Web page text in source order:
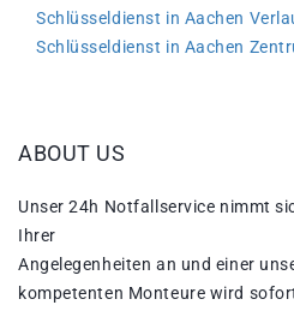
Schlüsseldienst in Aachen
Schlüsseldienst in Aachen
ABOUT US
Unser 24h Notfallservice nimmt
Ihrer
Angelegenheiten an und einer
kompetenten Monteure wird